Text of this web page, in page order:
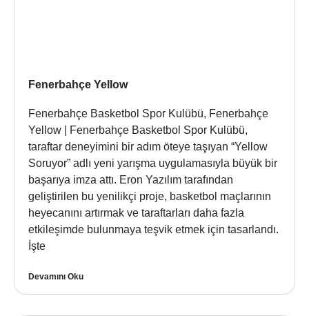
Fenerbahçe Yellow
Fenerbahçe Basketbol Spor Kulübü, Fenerbahçe
Yellow | Fenerbahçe Basketbol Spor Kulübü,
taraftar deneyimini bir adım öteye taşıyan “Yellow
Soruyor” adlı yeni yarışma uygulamasıyla büyük bir
başarıya imza attı. Eron Yazılım tarafından
geliştirilen bu yenilikçi proje, basketbol maçlarının
heyecanını artırmak ve taraftarları daha fazla
etkileşimde bulunmaya teşvik etmek için tasarlandı.
İşte
Devamını Oku